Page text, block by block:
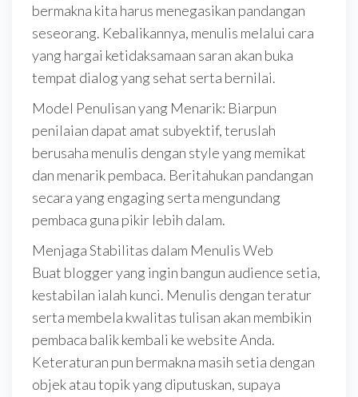
bermakna kita harus menegasikan pandangan
seseorang. Kebalikannya, menulis melalui cara
yang hargai ketidaksamaan saran akan buka
tempat dialog yang sehat serta bernilai.
Model Penulisan yang Menarik: Biarpun
penilaian dapat amat subyektif, teruslah
berusaha menulis dengan style yang memikat
dan menarik pembaca. Beritahukan pandangan
secara yang engaging serta mengundang
pembaca guna pikir lebih dalam.
Menjaga Stabilitas dalam Menulis Web
Buat blogger yang ingin bangun audience setia,
kestabilan ialah kunci. Menulis dengan teratur
serta membela kwalitas tulisan akan membikin
pembaca balik kembali ke website Anda.
Keteraturan pun bermakna masih setia dengan
objek atau topik yang diputuskan, supaya